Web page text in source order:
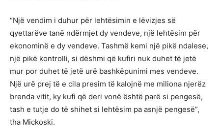
“Një vendim i duhur për lehtësimin e lëvizjes së
qyettarëve tanë ndërmjet dy vendeve, një lehtësim për
ekonominë e dy vendeve. Tashmë kemi një pikë ndalese,
një pikë kontrolli, si dëshmi që kufiri nuk duhet të jetë
mur por duhet të jetë urë bashkëpunimi mes vendeve.
Një urë prej të e cila presim të kalojnë me miliona njerëz
brenda vitit, ky kufi që deri vonë është parë si pengesë,
tash e tutje do të shihet si lehtësim pa asnjë pengesë”,
tha Mickoski.